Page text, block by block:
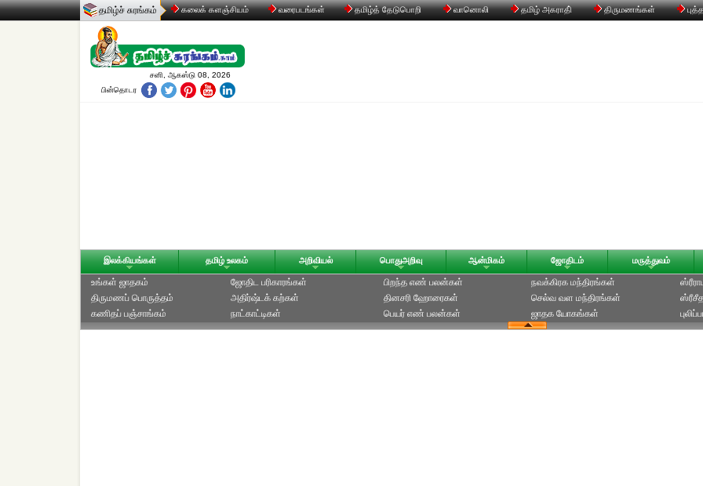
தமிழ்ச் சுரங்கம் கலைக் களஞ்சியம் வரைபடங்கள் தமிழ்த் தேடுபொறி வானொலி தமிழ் அகராதி் திருமணங்கள்
சனி, ஆகஸ்டு 08, 2026
பின்தொடர
இலக்கியங்கள் தமிழ் உலகம் அறிவியல் பொதுஅறிவு ஆன்மிகம் ஜோதிடம் மருத்துவம்
உங்கள் ஜாதகம்
திருமணப் பொருத்தம்
கணிதப் பஞ்சாங்கம்
ஜோதிட ப‌ரிகார‌ங்க‌ள்
அதிர்ஷ்டக் கற்கள்
நாட்காட்டிகள்
பிறந்த எண் பலன்கள்
தினசரி ஹோரைகள்
பெயர் எண் பலன்கள்
நவக்கிரக மந்திரங்கள்
செல்வ வள மந்திரங்கள்
ஜாதக யோகங்கள்